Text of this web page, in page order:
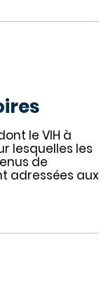
le VIH à
lesquelles les
de
adressées aux